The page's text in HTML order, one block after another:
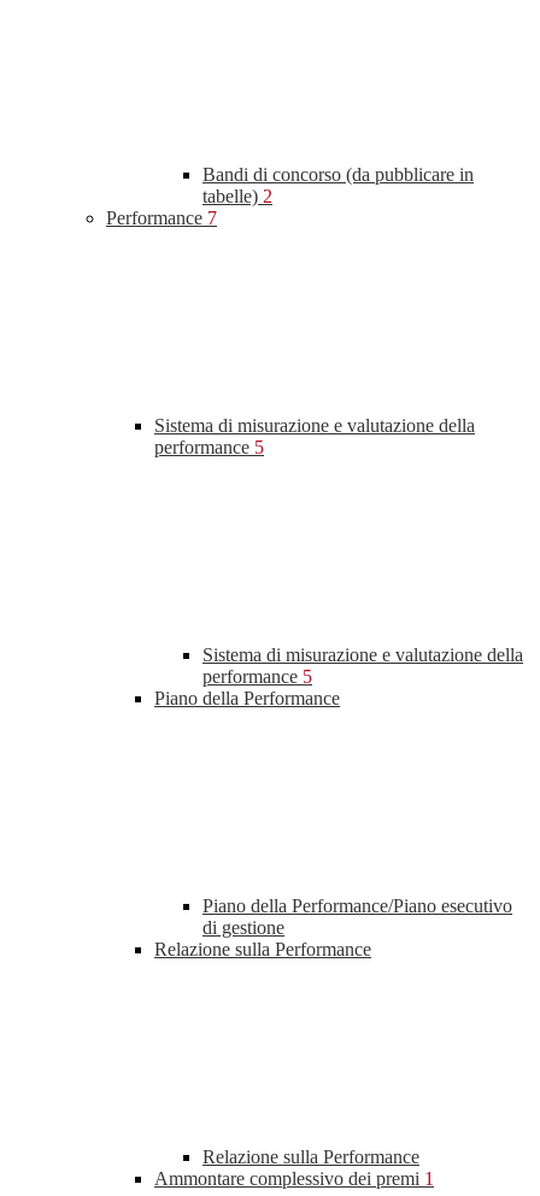
Bandi di concorso (da pubblicare in
tabelle) 2
Performance 7
Sistema di misurazione e valutazione della
performance 5
Sistema di misurazione e valutazione della
performance 5
Piano della Performance
Piano della Performance/Piano esecutivo
di gestione
Relazione sulla Performance
Relazione sulla Performance
Ammontare complessivo dei premi 1